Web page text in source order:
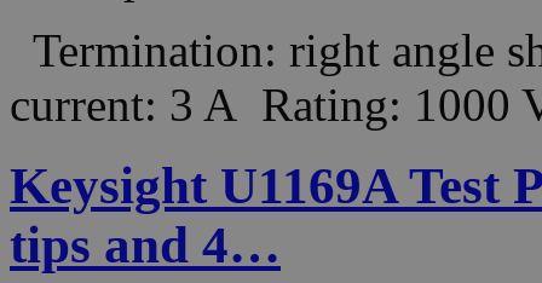
Termination: right angle
current: 3 A Rating:
Keysight U1169A Test
tips and 4…